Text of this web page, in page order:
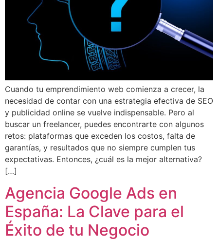
Cuando tu emprendimiento web comienza a crecer, la
necesidad de contar con una estrategia efectiva de SEO
y publicidad online se vuelve indispensable. Pero al
buscar un freelancer, puedes encontrarte con algunos
retos: plataformas que exceden los costos, falta de
garantías, y resultados que no siempre cumplen tus
expectativas. Entonces, ¿cuál es la mejor alternativa?
[…]
Agencia Google Ads en
España: La Clave para el
Éxito de tu Negocio